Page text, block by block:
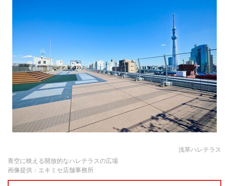
浅草ハレテラス
青空に映える開放的なハレテラスの広場
画像提供：エキミセ店舗事務所